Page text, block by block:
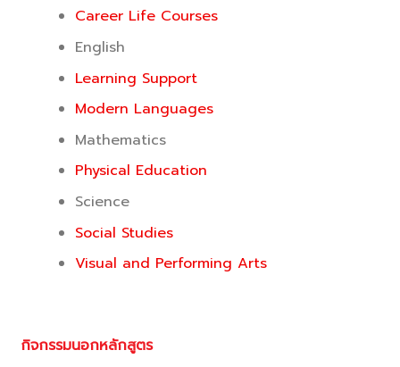
Career Life Courses
English
Learning Support
Modern Languages
Mathematics
Physical Education
Science
Social Studies
Visual and Performing Arts
กิจกรรมนอกหลักสูตร